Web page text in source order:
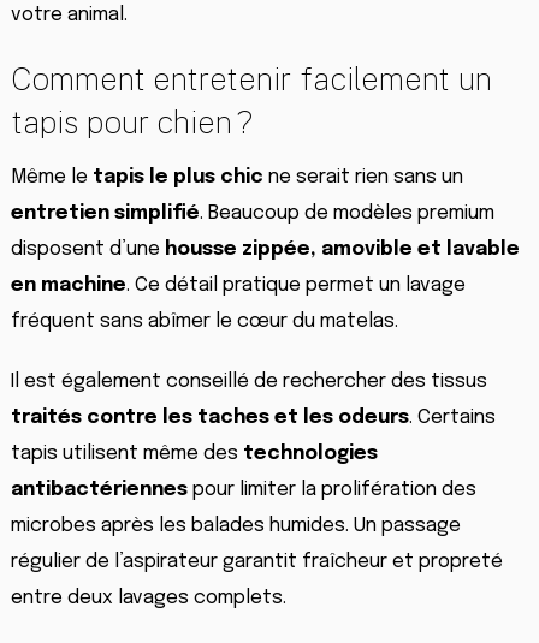
votre animal.
Comment entretenir facilement un
tapis pour chien ?
Même le tapis le plus chic ne serait rien sans un
entretien simplifié. Beaucoup de modèles premium
disposent d’une housse zippée, amovible et lavable
en machine. Ce détail pratique permet un lavage
fréquent sans abîmer le cœur du matelas.
Il est également conseillé de rechercher des tissus
traités contre les taches et les odeurs. Certains
tapis utilisent même des technologies
antibactériennespour limiter la prolifération des
microbes après les balades humides. Un passage
régulier de l’aspirateur garantit fraîcheur et propreté
entre deux lavages complets.